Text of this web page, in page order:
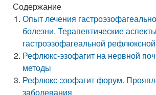
Содержание
Опыт лечения
болезни. Терапевтические аспекты
гастроэзофагеальной
Рефлюкс-эзофагит на нервной
методы
Рефлюкс-эзофагит форум.
заболевания